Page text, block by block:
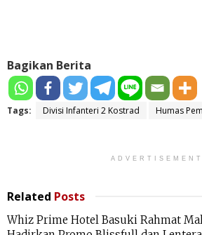
Bagikan Berita
Tags: Divisi Infanteri 2 Kostrad Humas
ADVERTISEMENT
Related Posts
Whiz Prime Hotel Basuki Rahmat